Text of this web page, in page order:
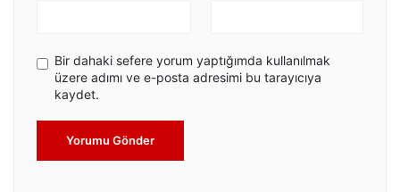
Bir dahaki sefere yorum yaptığımda kullanılmak
üzere adımı ve e-posta adresimi bu tarayıcıya
kaydet.
Yorumu Gönder